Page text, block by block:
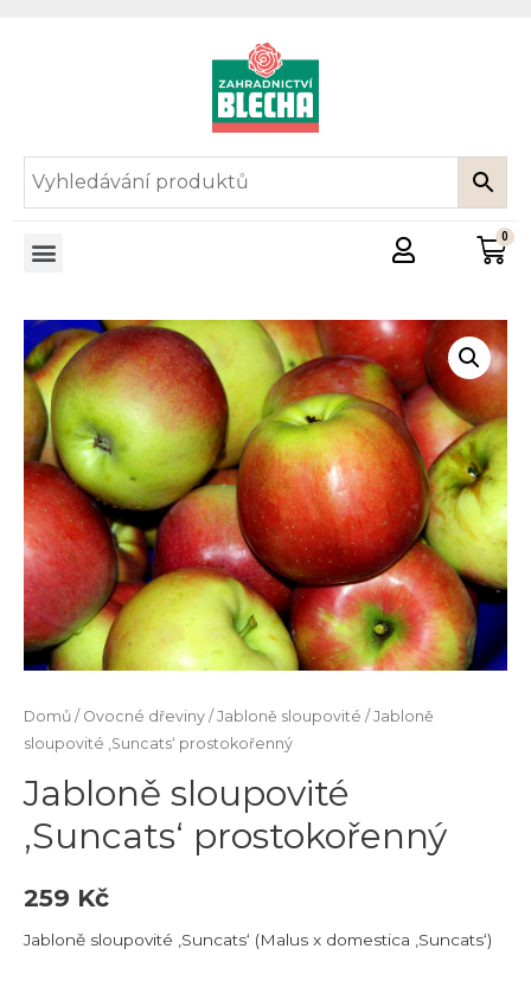
Domů / Ovocné dřeviny / Jabloně sloupovité / Jabloně
sloupovité ‚Suncats‘ prostokořenný
Jabloně sloupovité
‚Suncats‘ prostokořenný
259 Kč
Jabloně sloupovité ‚Suncats‘ (Malus x domestica ‚Suncats‘)